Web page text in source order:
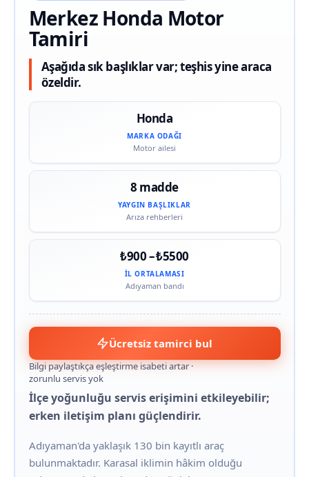
Merkez Honda Motor
Tamiri
Aşağıda sık başlıklar var; teşhis yine araca
özeldir.
Honda
MARKA ODAĞI
Motor ailesi
8 madde
YAYGIN BAŞLIKLAR
Arıza rehberleri
₺900 – ₺5500
İL ORTALAMASI
Adıyaman bandı
Ücretsiz tamirci bul
Bilgi paylaştıkça eşleştirme isabeti artar ·
zorunlu servis yok
İlçe yoğunluğu servis erişimini etkileyebilir;
erken iletişim planı güçlendirir.
Adıyaman'da yaklaşık 130 bin kayıtlı araç
bulunmaktadır. Karasal iklimin hâkim olduğu